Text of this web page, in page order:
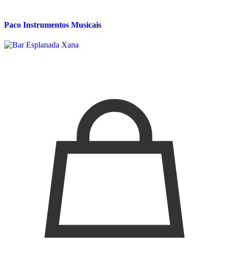
Paco Instrumentos Musicais